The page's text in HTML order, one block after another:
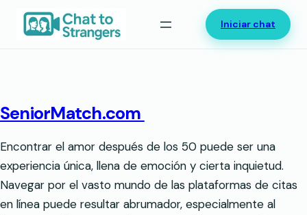
Saltar
Iniciar chat
SeniorMatch.com
Encontrar el amor después de los 50 puede ser una
experiencia única, llena de emoción y cierta inquietud.
Navegar por el vasto mundo de las plataformas de citas
en línea puede resultar abrumador, especialmente al